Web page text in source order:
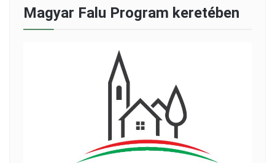
Magyar Falu Program keretében